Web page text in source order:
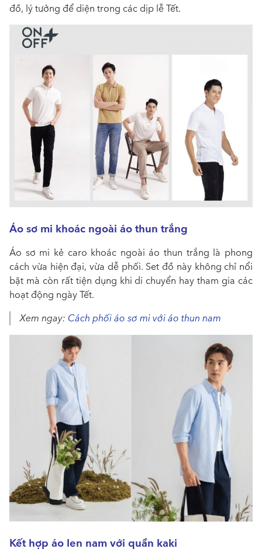
đồ, lý tưởng để diện trong các dịp lễ Tết.
Áo sơ mi khoác ngoài áo thun trắng
Áo sơ mi kẻ caro khoác ngoài áo thun trắng là phong
cách vừa hiện đại, vừa dễ phối. Set đồ này không chỉ nổi
bật mà còn rất tiện dụng khi di chuyển hay tham gia các
hoạt động ngày Tết.
Xem ngay: Cách phối áo sơ mi với áo thun nam
Kết hợp áo len nam với quần kaki